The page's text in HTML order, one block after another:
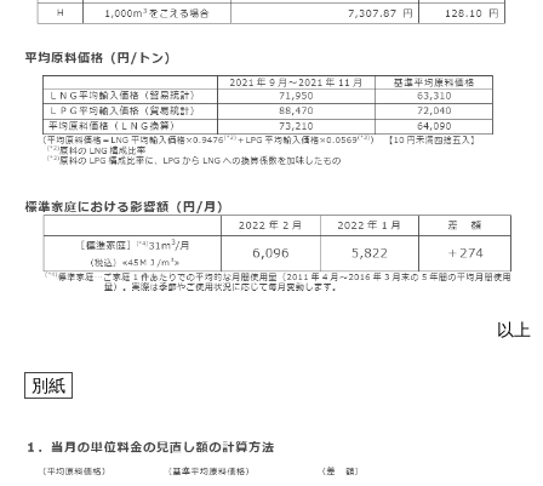
企業情報
ご家庭のお客さま
業務用・産業用のお客さま
プレスリリース
以上
別紙